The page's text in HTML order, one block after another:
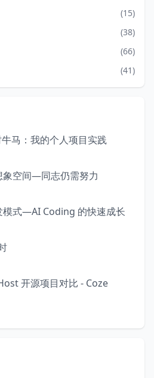
(15)
(38)
(66)
(41)
马：我的个人项目实践
象空间—同志仍需努力
模式—AI Coding 的快速成长
开源项目对比 - Coze